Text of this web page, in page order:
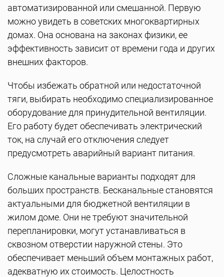
автоматизированной или смешанной. Первую
можно увидеть в советских многоквартирных
домах. Она основана на законах физики, ее
эффективность зависит от времени года и других
внешних факторов.
Чтобы избежать обратной или недостаточной
тяги, выбирать необходимо специализированное
оборудование для принудительной вентиляции.
Его работу будет обеспечивать электрический
ток, на случай его отключения следует
предусмотреть аварийный вариант питания.
Сложные канальные варианты подходят для
больших пространств. Бесканальные становятся
актуальными для бюджетной вентиляции в
жилом доме. Они не требуют значительной
перепланировки, могут устанавливаться в
сквозном отверстии наружной стены. Это
обеспечивает меньший объем монтажных работ,
адекватную их стоимость. Целостность